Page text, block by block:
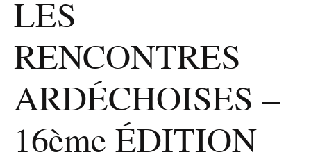
LES
RENCONTRES
ARDÉCHOISES –
16ème ÉDITION